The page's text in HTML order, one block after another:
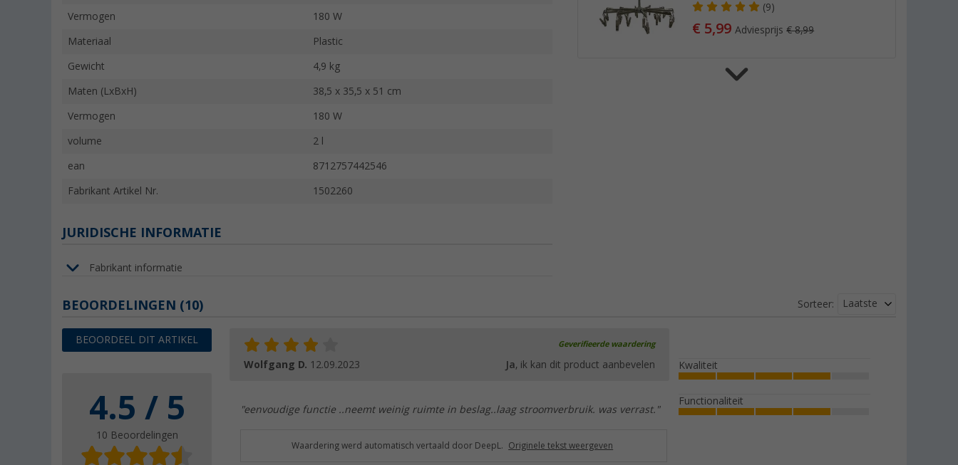
(9)
€ 5,99Adviesprijs€ 8,99
Vermogen 180 W
Materiaal Plastic
Gewicht 4,9 kg
Maten (LxBxH) 38,5 x 35,5 x 51 cm
Vermogen 180 W
volume 2 l
ean 8712757442546
Fabrikant Artikel Nr. 1502260
JURIDISCHE INFORMATIE
Fabrikant informatie
BEOORDELINGEN (10)
BEOORDEEL DIT ARTIKEL
4.5 / 5
10 Beoordelingen
Sorteer: Laatste
Geverifieerde waardering
Wolfgang D. 12.09.2023 Ja, ik kan dit product aanbevelen
"eenvoudige functie ..neemt weinig ruimte in beslag..laag stroomverbruik. was verrast."
Kwaliteit
Functionaliteit
Waardering werd automatisch vertaald door DeepL. Originele tekst weergeven